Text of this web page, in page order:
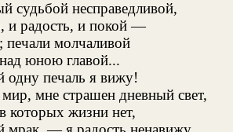
судьбой несправедливой,
и радость, и покой —
печали молчаливой
юною главой...
одну печаль я вижу!
мне страшен дневный свет,
которых жизни нет,